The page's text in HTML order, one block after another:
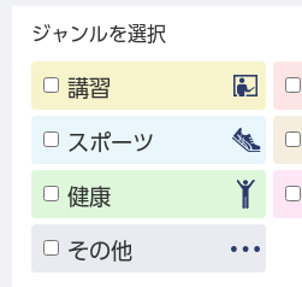
ジャンルを選択
講習
スポーツ
健康
その他